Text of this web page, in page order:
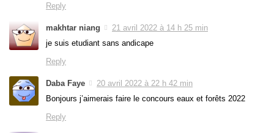
Reply
makhtar niang
21 avril 2022 à 14 h 25 min
je suis etudiant sans andicape
Reply
Daba Faye
20 avril 2022 à 22 h 42 min
Bonjours j’aimerais faire le concours eaux et forêts 2022
Reply